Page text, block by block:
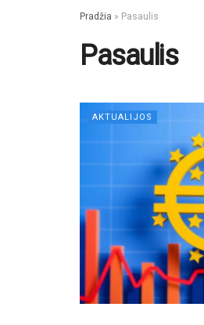
Pradžia » Pasaulis
Pasaulis
AKTUALIJOS